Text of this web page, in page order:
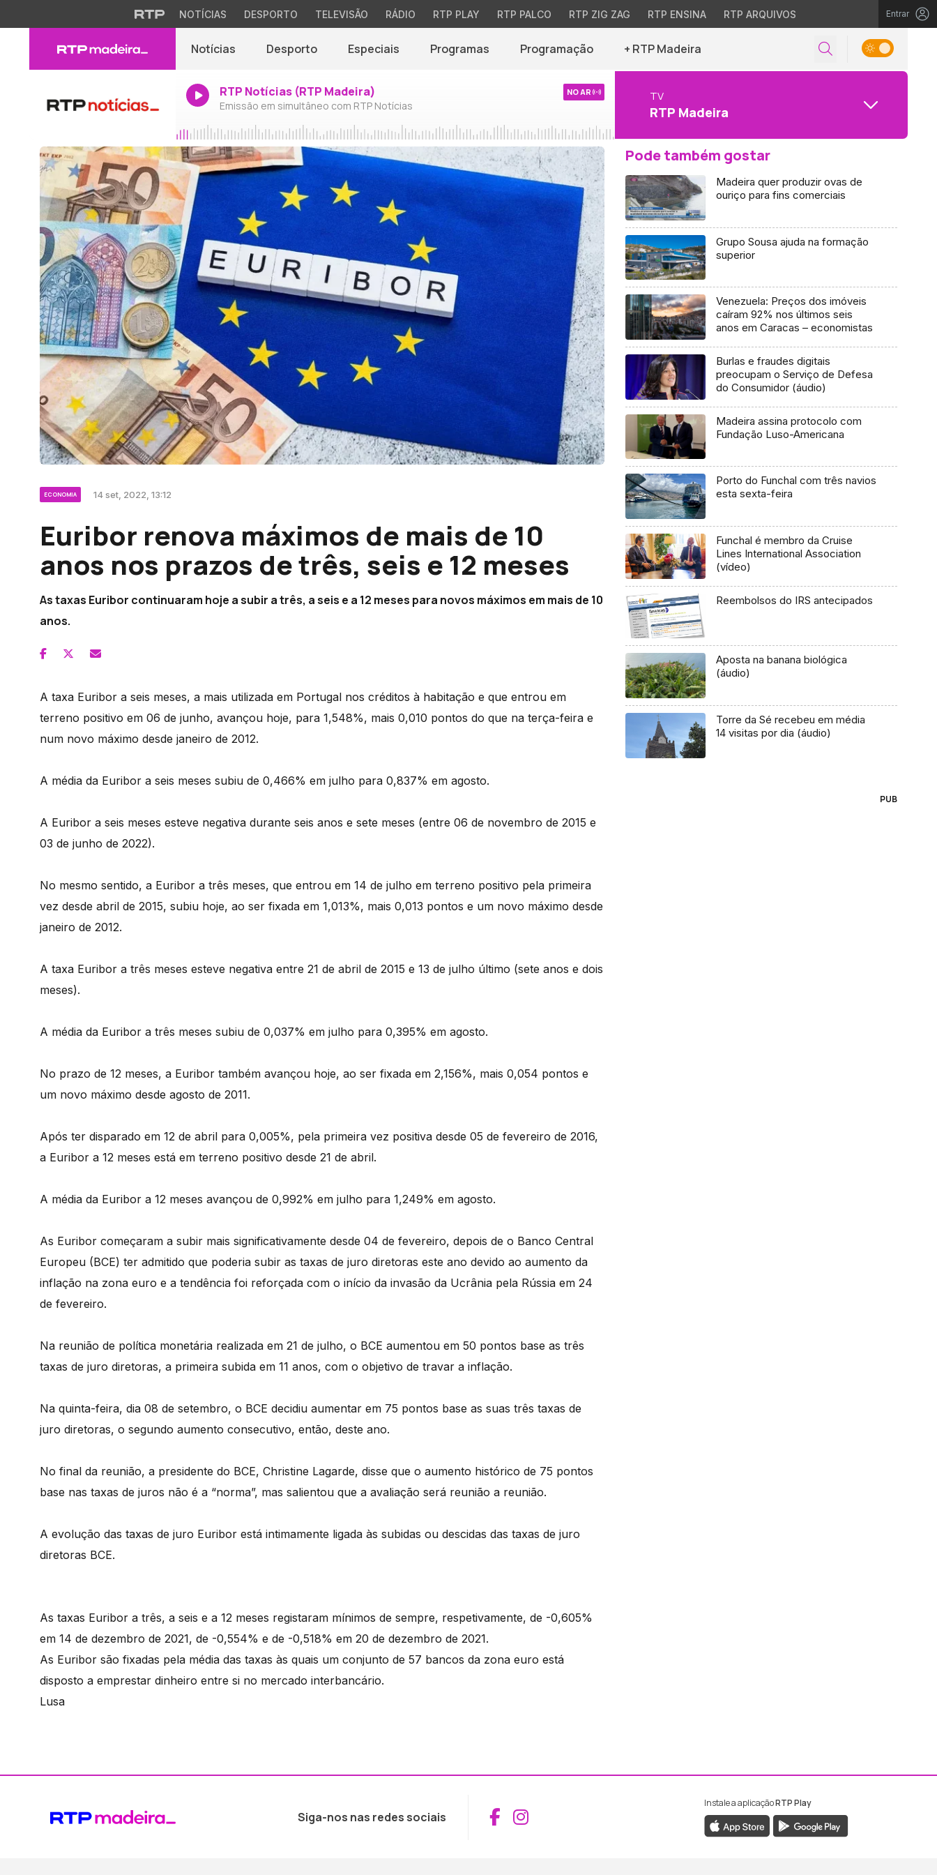
NOTÍCIAS DESPORTO TELEVISÃO RÁDIO RTP PLAY RTP PALCO RTP ZIG ZAG RTP ENSINA RTP ARQUIVOS Entrar
Notícias Desporto Especiais Programas Programação + RTP Madeira
RTP Notícias (RTP Madeira)
Emissão em simultâneo com RTP Notícias
NO AR TV
RTP Madeira
ECONOMIA 14 set, 2022, 13:12
Euribor renova máximos de mais de 10
anos nos prazos de três, seis e 12 meses
As taxas Euribor continuaram hoje a subir a três, a seis e a 12 meses para novos máximos em mais de 10
anos.
A taxa Euribor a seis meses, a mais utilizada em Portugal nos créditos à habitação e que entrou em
terreno positivo em 06 de junho, avançou hoje, para 1,548%, mais 0,010 pontos do que na terça-feira e
num novo máximo desde janeiro de 2012.
A média da Euribor a seis meses subiu de 0,466% em julho para 0,837% em agosto.
A Euribor a seis meses esteve negativa durante seis anos e sete meses (entre 06 de novembro de 2015 e
03 de junho de 2022).
No mesmo sentido, a Euribor a três meses, que entrou em 14 de julho em terreno positivo pela primeira
vez desde abril de 2015, subiu hoje, ao ser fixada em 1,013%, mais 0,013 pontos e um novo máximo desde
janeiro de 2012.
A taxa Euribor a três meses esteve negativa entre 21 de abril de 2015 e 13 de julho último (sete anos e dois
meses).
A média da Euribor a três meses subiu de 0,037% em julho para 0,395% em agosto.
No prazo de 12 meses, a Euribor também avançou hoje, ao ser fixada em 2,156%, mais 0,054 pontos e
um novo máximo desde agosto de 2011.
Após ter disparado em 12 de abril para 0,005%, pela primeira vez positiva desde 05 de fevereiro de 2016,
a Euribor a 12 meses está em terreno positivo desde 21 de abril.
A média da Euribor a 12 meses avançou de 0,992% em julho para 1,249% em agosto.
As Euribor começaram a subir mais significativamente desde 04 de fevereiro, depois de o Banco Central
Europeu (BCE) ter admitido que poderia subir as taxas de juro diretoras este ano devido ao aumento da
inflação na zona euro e a tendência foi reforçada com o início da invasão da Ucrânia pela Rússia em 24
de fevereiro.
Na reunião de política monetária realizada em 21 de julho, o BCE aumentou em 50 pontos base as três
taxas de juro diretoras, a primeira subida em 11 anos, com o objetivo de travar a inflação.
Na quinta-feira, dia 08 de setembro, o BCE decidiu aumentar em 75 pontos base as suas três taxas de
juro diretoras, o segundo aumento consecutivo, então, deste ano.
No final da reunião, a presidente do BCE, Christine Lagarde, disse que o aumento histórico de 75 pontos
base nas taxas de juros não é a “norma”, mas salientou que a avaliação será reunião a reunião.
A evolução das taxas de juro Euribor está intimamente ligada às subidas ou descidas das taxas de juro
diretoras BCE.
As taxas Euribor a três, a seis e a 12 meses registaram mínimos de sempre, respetivamente, de -0,605%
em 14 de dezembro de 2021, de -0,554% e de -0,518% em 20 de dezembro de 2021.
As Euribor são fixadas pela média das taxas às quais um conjunto de 57 bancos da zona euro está
disposto a emprestar dinheiro entre si no mercado interbancário.
Lusa
Pode também gostar
Madeira quer produzir ovas de
ouriço para fins comerciais
Grupo Sousa ajuda na formação
superior
Venezuela: Preços dos imóveis
caíram 92% nos últimos seis
anos em Caracas – economistas
Burlas e fraudes digitais
preocupam o Serviço de Defesa
do Consumidor (áudio)
Madeira assina protocolo com
Fundação Luso-Americana
Porto do Funchal com três navios
esta sexta-feira
Funchal é membro da Cruise
Lines International Association
(vídeo)
Reembolsos do IRS antecipados
Aposta na banana biológica
(áudio)
Torre da Sé recebeu em média
14 visitas por dia (áudio)
PUB
Siga-nos nas redes sociais Aceder ao Facebook da RTP Madeira
Aceder ao Instagram da RTP Madeira
Instale a aplicaçãoRTP Play